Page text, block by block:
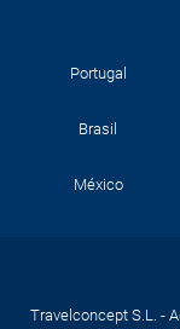
Portugal
Brasil
México
Travelconcept S.L. -